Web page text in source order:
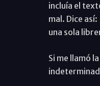
incluía el
mal. Dice
una sola
Si me llamó